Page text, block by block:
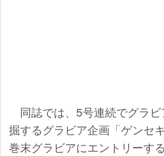
同誌では、5号連続でグラビ
掘するグラビア企画「ゲンセ
巻末グラビアにエントリーす